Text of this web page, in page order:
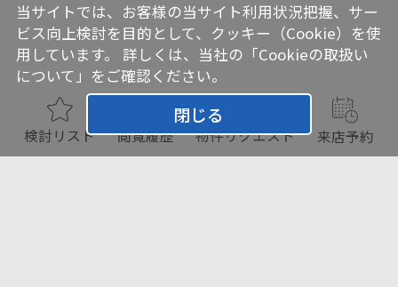
検討リスト 閲覧履歴 物件リクエスト 来店予約
当サイトでは、お客様の当サイト利用状況把握、サー
ビス向上検討を目的として、クッキー（Cookie）を使
用しています。 詳しくは、当社の 「Cookieの取扱い
について」 をご確認ください。
閉じる